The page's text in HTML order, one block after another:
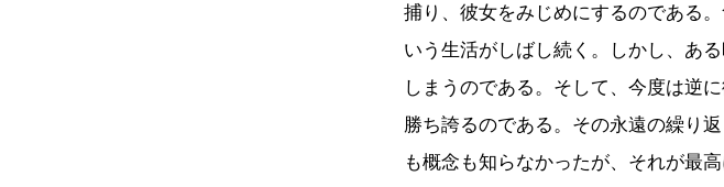
捕り、彼女をみじめにするのである
いう生活がしばし続く。しかし、あ
しまうのである。そして、今度は逆
勝ち誇るのである。その永遠の繰り
も概念も知らなかったが、それが最